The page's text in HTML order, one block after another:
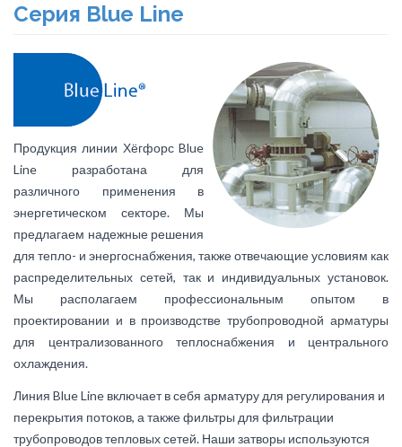
Серия Blue Line
Продукция линии Хёгфорс Blue
Line разработана для
различного применения в
энергетическом секторе. Мы
предлагаем надежные решения
для тепло- и энергоснабжения, также отвечающие условиям как
распределительных сетей, так и индивидуальных установок.
Мы располагаем профессиональным опытом в
проектировании и в производстве трубопроводной арматуры
для централизованного теплоснабжения и центрального
охлаждения.
Линия Blue Line включает в себя арматуру для регулирования и
перекрытия потоков, а также фильтры для фильтрации
трубопроводов тепловых сетей. Наши затворы используются